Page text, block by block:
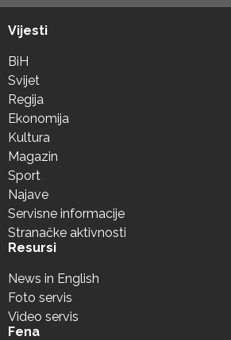
Vijesti
BiH
Svijet
Regija
Ekonomija
Kultura
Magazin
Sport
Najave
Servisne informacije
Stranačke aktivnosti
Resursi
News in English
Foto servis
Video servis
Fena